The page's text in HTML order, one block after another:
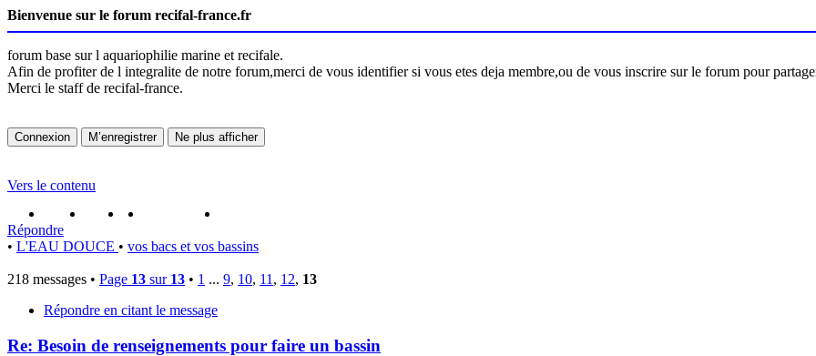
Bienvenue sur le forum recifal-france.fr
forum base sur l aquariophilie marine et recifale.
Afin de profiter de l integralite de notre forum,merci de vous identifier si vous etes deja membre,ou de vous inscrire sur le forum pour
Merci le staff de recifal-france.
Vers le contenu
portail
forum faq m'enregister
Répondre
• L'EAU DOUCE • vos bacs et vos bassins
218 messages • Page 13 sur 13 • 1 ... 9, 10, 11 , 12, 13
Répondre en citant le message
Re: Besoin de renseignements pour faire un bassin